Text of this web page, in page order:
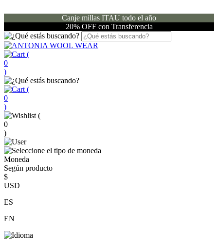
Canje millas ITAU todo el año
20% OFF con Transferencia
(
0
)
(
0
)
(
0
)
Moneda
Según producto
$
USD
ES
EN